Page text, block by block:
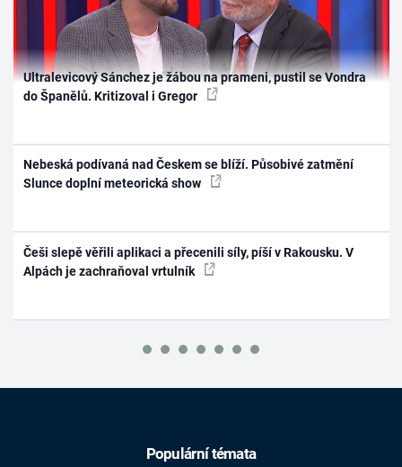
Ultralevicový Sánchez je žábou na prameni, pustil se Vondra
do Španělů. Kritizoval i Gregor
Nebeská podívaná nad Českem se blíží. Působivé zatmění
Slunce doplní meteorická show
Češi slepě věřili aplikaci a přecenili síly, píší v Rakousku. V
Alpách je zachraňoval vrtulník
Populární témata